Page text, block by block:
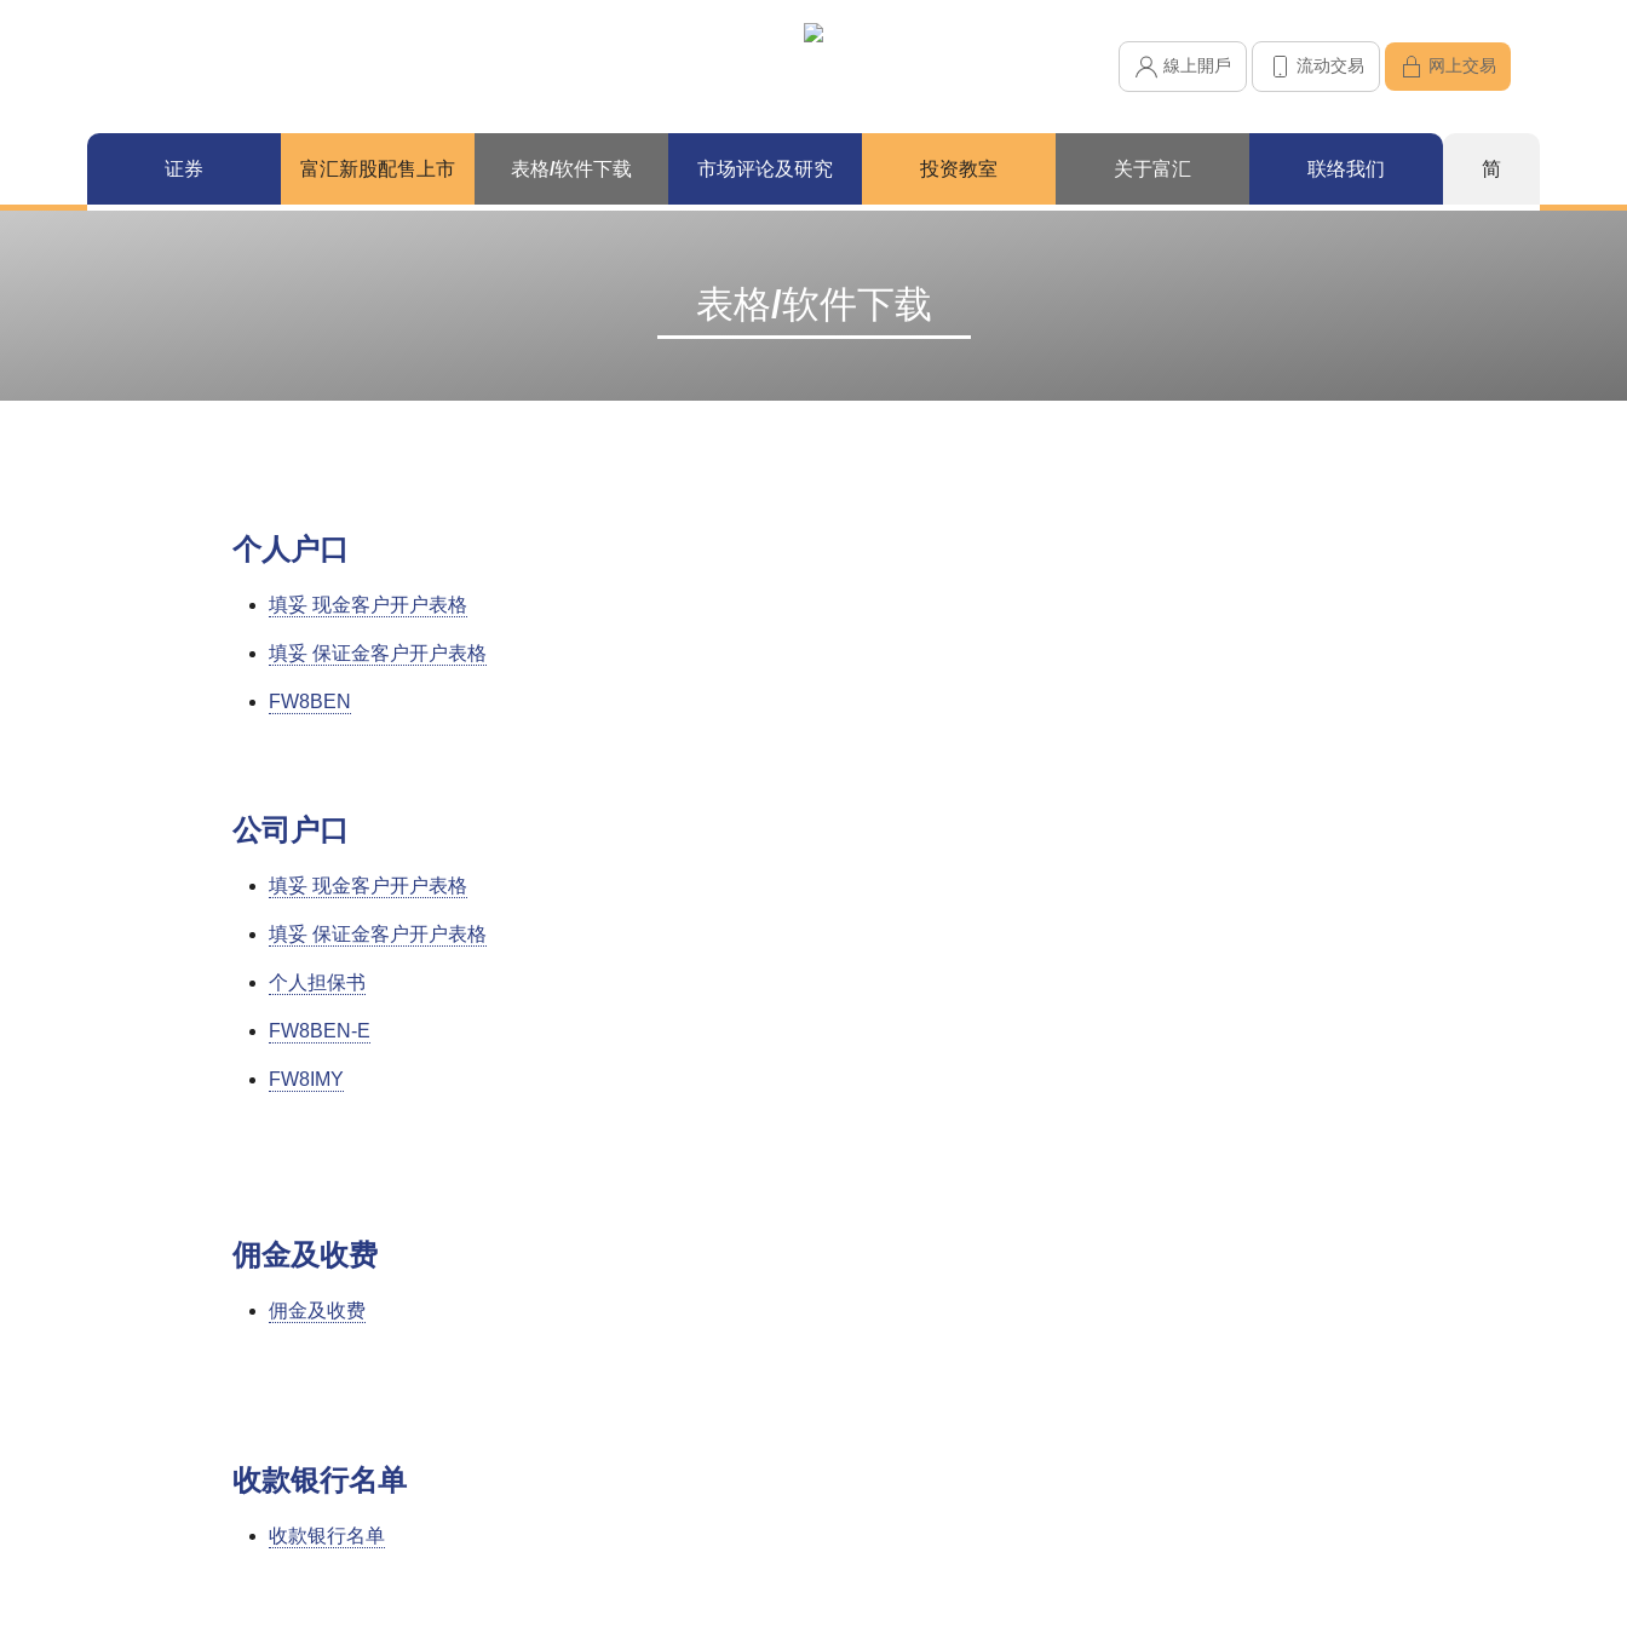
線上開戶 流动交易 网上交易
证券 富汇新股配售上市 表格/软件下载 市场评论及研究 投资教室 关于富汇 联络我们 简
表格/软件下载
个人户口
填妥 现金客户开户表格
填妥 保证金客户开户表格
FW8BEN
公司户口
填妥 现金客户开户表格
填妥 保证金客户开户表格
个人担保书
FW8BEN-E
FW8IMY
佣金及收费
佣金及收费
收款银行名单
收款银行名单